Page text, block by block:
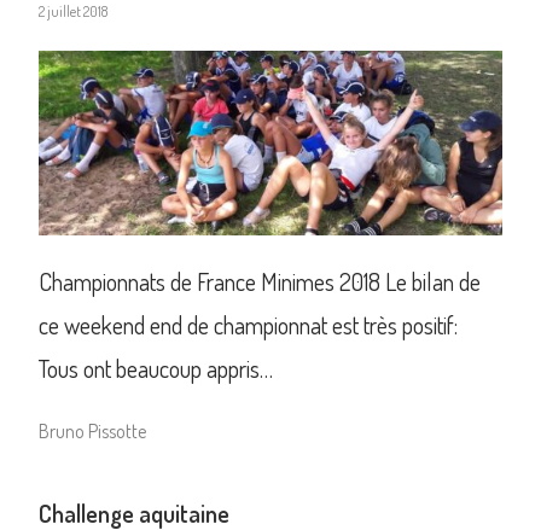
2 juillet 2018
Championnats de France Minimes 2018 Le bilan de
ce weekend end de championnat est très positif:
Tous ont beaucoup appris…
Bruno Pissotte
Challenge aquitaine